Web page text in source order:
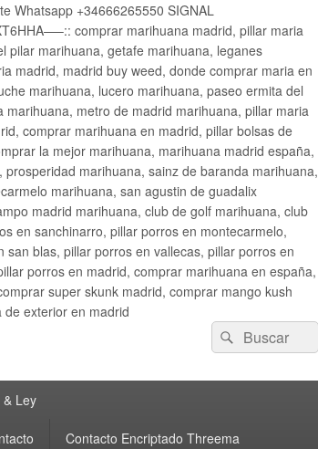
Whatsapp +34666265550 SIGNAL
comprar marihuana madrid, pillar maria
pilar marihuana, getafe marihuana, leganes
madrid, madrid buy weed, donde comprar maria en
marihuana, lucero marihuana, paseo ermita del
metro de madrid marihuana, pillar maria
comprar marihuana en madrid, pillar bolsas de
la mejor marihuana, marihuana madrid españa,
marihuana, sainz de baranda marihuana,
marihuana, san agustin de guadalix
madrid marihuana, club de golf marihuana, club
en sanchinarro, pillar porros en montecarmelo,
blas, pillar porros en vallecas, pillar porros en
porros en madrid, comprar marihuana en españa,
super skunk madrid, comprar mango kush
exterior en madrid
Buscar
por:
Buscar
Ley
Contacto Encriptado Threema